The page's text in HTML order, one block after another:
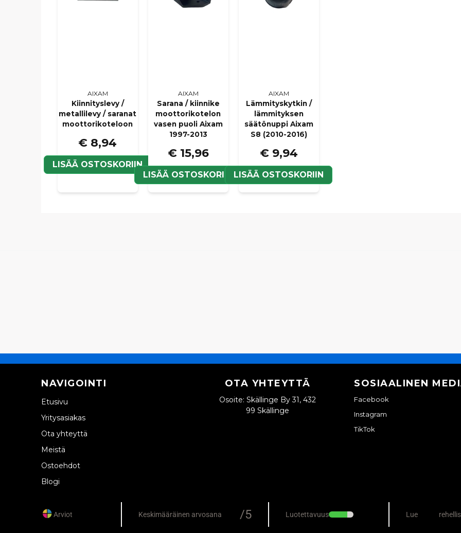
AIXAM
Kiinnityslevy /
metallilevy / saranat
moottorikoteloon
€ 8,94
LISÄÄ OSTOSKORIIN
AIXAM
Sarana / kiinnike
moottorikotelon
vasen puoli Aixam
1997-2013
€ 15,96
LISÄÄ OSTOSKORIIN
AIXAM
Lämmityskytkin /
lämmityksen
säätönuppi Aixam
S8 (2010-2016)
€ 9,94
LISÄÄ OSTOSKORIIN
NAVIGOINTI
Etusivu
Yritysasiakas
Ota yhteyttä
Meistä
Ostoehdot
Blogi
OTA YHTEYTTÄ
Osoite: Skällinge By 31, 432
99 Skällinge
SOSIAALINEN
Facebook
Instagram
TikTok